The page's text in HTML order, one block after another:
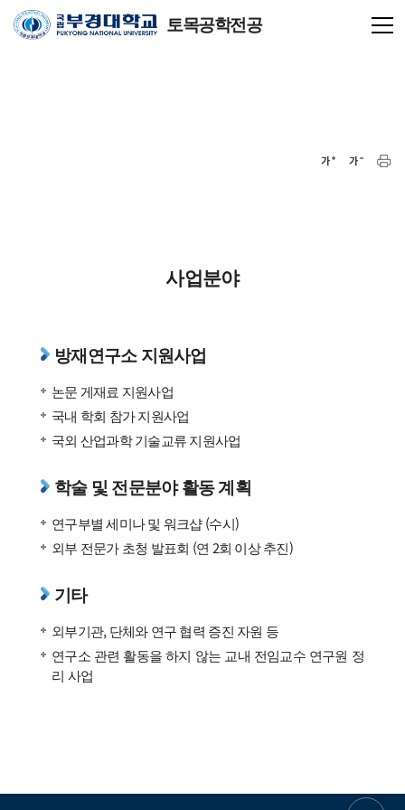
토목공학전공
사업분야
방재연구소 지원사업
논문 게재료 지원사업
국내 학회 참가 지원사업
국외 산업과학 기술교류 지원사업
학술 및 전문분야 활동 계획
연구부별 세미나 및 워크샵 (수시)
외부 전문가 초청 발표회 (연 2회 이상 추진)
기타
외부기관, 단체와 연구 협력 증진 자원 등
연구소 관련 활동을 하지 않는 교내 전임교수 연구원 정
리 사업